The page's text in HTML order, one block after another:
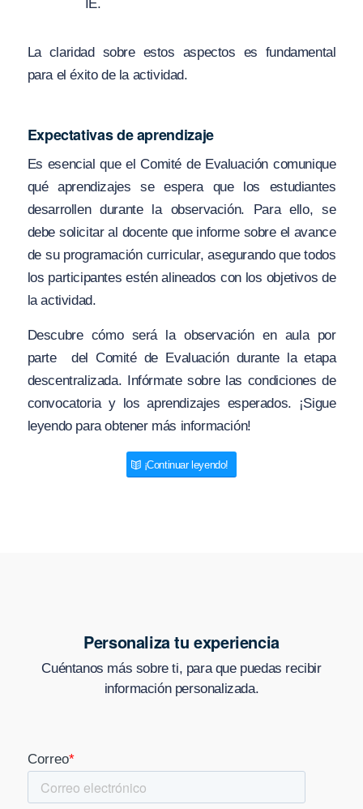
IE.
La claridad sobre estos aspectos es fundamental
para el éxito de la actividad.
Expectativas de aprendizaje
Es esencial que el Comité de Evaluación comunique
qué aprendizajes se espera que los estudiantes
desarrollen durante la observación. Para ello, se
debe solicitar al docente que informe sobre el avance
de su programación curricular, asegurando que todos
los participantes estén alineados con los objetivos de
la actividad.
Descubre cómo será la observación en aula por
parte del Comité de Evaluación durante la etapa
descentralizada. Infórmate sobre las condiciones de
convocatoria y los aprendizajes esperados. ¡Sigue
leyendo para obtener más información!
¡Continuar leyendo!
Personaliza tu experiencia
Cuéntanos más sobre ti, para que puedas recibir
información personalizada.